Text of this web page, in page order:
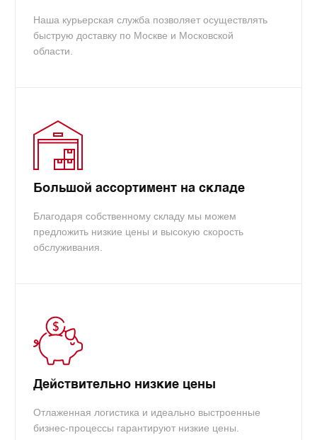
Наша курьерская служба позволяет осуществлять
быструю доставку по Москве и Московской
области.
Большой ассортимент на складе
Благодаря собственному складу мы можем
предложить низкие цены и высокую скорость
обслуживания.
Действительно низкие цены
Отлаженная логистика и идеально выстроенные
бизнес-процессы гарантируют низкие цены.